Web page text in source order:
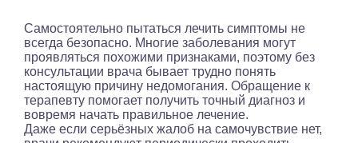
Самостоятельно пытаться лечить симптомы не
всегда безопасно. Многие заболевания могут
проявляться похожими признаками, поэтому без
консультации врача бывает трудно понять
настоящую причину недомогания. Обращение к
терапевту помогает получить точный диагноз и
вовремя начать правильное лечение.
Даже если серьёзных жалоб на самочувствие нет,